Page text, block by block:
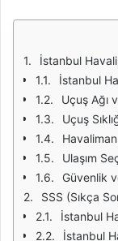
İstanbul
İstanbul
Uçuş Ağı
Uçuş
Ulaşım
Güvenlik
SSS (Sıkça
İstanbul
İstanbul